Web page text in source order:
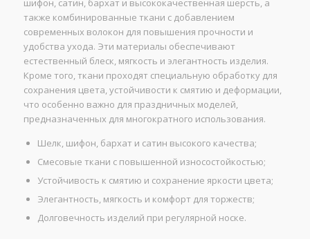
шифон, сатин, бархат и высококачественная шерсть, а
также комбинированные ткани с добавлением
современных волокон для повышения прочности и
удобства ухода. Эти материалы обеспечивают
естественный блеск, мягкость и элегантность изделия.
Кроме того, ткани проходят специальную обработку для
сохранения цвета, устойчивости к смятию и деформации,
что особенно важно для праздничных моделей,
предназначенных для многократного использования.
Шелк, шифон, бархат и сатин высокого качества;
Смесовые ткани с повышенной износостойкостью;
Устойчивость к смятию и сохранение яркости цвета;
Элегантность, мягкость и комфорт для торжеств;
Долговечность изделий при регулярной носке.